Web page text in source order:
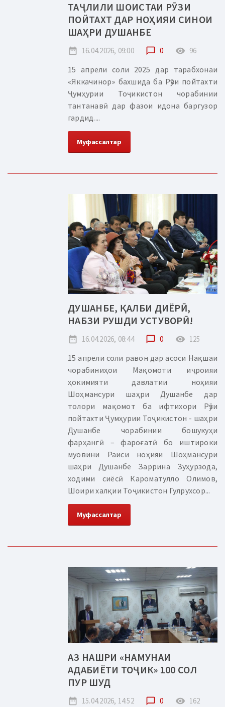
ТАҶЛИЛИ ШОИСТАИ РӮЗИ
ПОЙТАХТ ДАР НОҲИЯИ СИНОИ
ШАҲРИ ДУШАНБЕ
date_range 16.04.2026, 09:00 chat_bubble_outline 0 remove_red_eye 96
15 апрели соли 2025 дар тарабхонаи
«Яккачинор» бахшида ба Рӯзи пойтахти
Ҷумҳурии Тоҷикистон чорабинии
тантанавӣ дар фазои идона баргузор
гардид....
Муфассалтар
ДУШАНБЕ, ҚАЛБИ ДИЁРӢ,
НАБЗИ РУШДИ УСТУВОРӢ!
date_range 16.04.2026, 08:44 chat_bubble_outline 0 remove_red_eye 125
15 апрели соли равон дар асоси Нақшаи
чорабиниҳои Мақомоти иҷроияи
ҳокимияти давлатии ноҳияи
Шоҳмансури шаҳри Душанбе дар
толори мақомот ба ифтихори Рӯзи
пойтахти Ҷумҳурии Тоҷикистон - шаҳри
Душанбе чорабинии бошукуҳи
фарҳангӣ – фароғатӣ бо иштироки
муовини Раиси ноҳияи Шоҳмансури
шаҳри Душанбе Заррина Зуҳурзода,
ходими сиёсӣ Кароматулло Олимов,
Шоири халқии Тоҷикистон Гулрухсор...
Муфассалтар
АЗ НАШРИ «НАМУНАИ
АДАБИЁТИ ТОҶИК» 100 СОЛ
ПУР ШУД
date_range 15.04.2026, 14:52 chat_bubble_outline 0 remove_red_eye 162